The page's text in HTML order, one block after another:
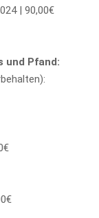
| 90,00€
und Pfand: